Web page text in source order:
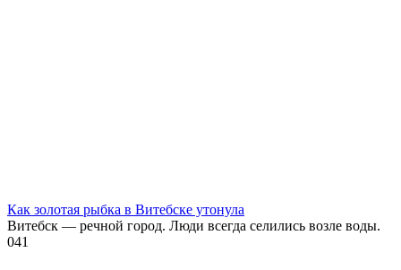
Как золотая рыбка в Витебске утонула
Витебск — речной город. Люди всегда селились возле воды.
041